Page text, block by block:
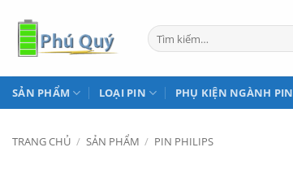
qua
nội
Tìm
kiếm:
SẢN PHẨM LOẠI PIN PHỤ KIỆN NGÀNH PIN
TRANG CHỦ / SẢN PHẨM / PIN PHILIPS